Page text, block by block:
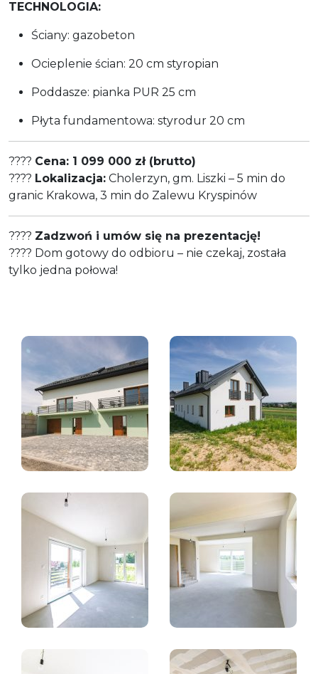
TECHNOLOGIA:
Ściany: gazobeton
Ocieplenie ścian: 20 cm styropian
Poddasze: pianka PUR 25 cm
Płyta fundamentowa: styrodur 20 cm
???? Cena: 1 099 000 zł (brutto)
???? Lokalizacja: Cholerzyn, gm. Liszki – 5 min do
granic Krakowa, 3 min do Zalewu Kryspinów
???? Zadzwoń i umów się na prezentację!
???? Dom gotowy do odbioru – nie czekaj, została
tylko jedna połowa!